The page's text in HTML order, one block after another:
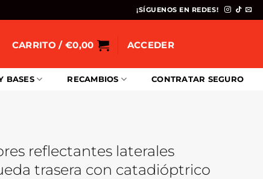
¡SÍGUENOS EN REDES!
CARRITO / €0,00 ACCEDER
BASES RECAMBIOS CONTRATAR SEGURO
reflectantes laterales
trasera con catadióptrico